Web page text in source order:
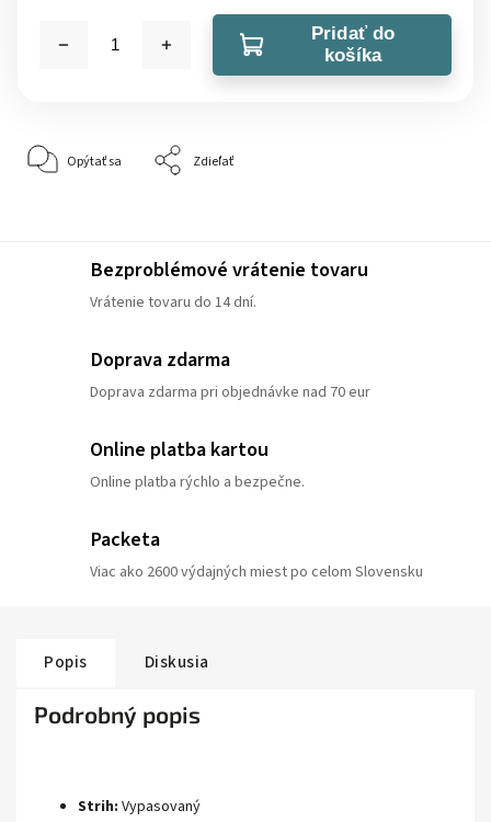
Pridať do
košíka
Opýtať sa Zdieľať
Bezproblémové vrátenie tovaru
Vrátenie tovaru do 14 dní.
Doprava zdarma
Doprava zdarma pri objednávke nad 70 eur
Online platba kartou
Online platba rýchlo a bezpečne.
Packeta
Viac ako 2600 výdajných miest po celom Slovensku
Popis Diskusia
Podrobný popis
Strih: Vypasovaný